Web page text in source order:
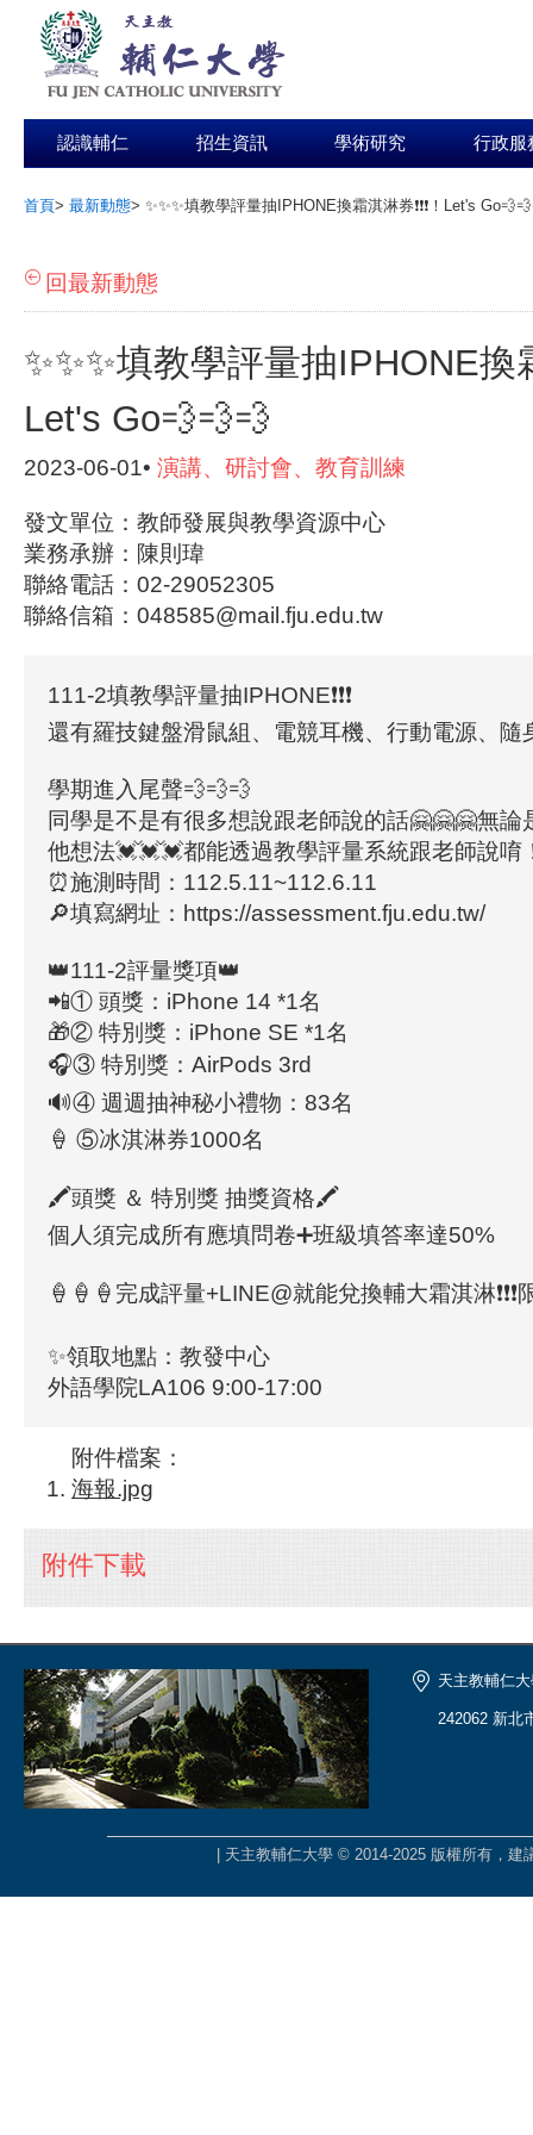
認識輔仁 招生資訊 學術研究 行政服
首頁> 最新動態> ✨✨✨填教學評量抽IPHONE換霜淇淋券❗❗❗！Let's
回最新動態
✨✨✨填教學評量抽IPHONE換霜
Let's Go💨💨💨
2023-06-01• 演講、研討會、教育訓練
發文單位：教師發展與教學資源中心
業務承辦：陳則瑋
聯絡電話：02-29052305
聯絡信箱：048585@mail.fju.edu.tw
111-2填教學評量抽IPHONE❗❗❗
還有羅技鍵盤滑鼠組、電競耳機、行動電源、隨
學期進入尾聲💨💨💨
同學是不是有很多想說跟老師說的話🤗🤗🤗無論
他想法💓💓💓都能透過教學評量系統跟老師說唷
⏰施測時間：112.5.11~112.6.11
🔎填寫網址：https://assessment.fju.edu.tw/
👑111-2評量獎項👑
📲① 頭獎：iPhone 14 *1名
🎁② 特別獎：iPhone SE *1名
🎧③ 特別獎：AirPods 3rd
🔊④ 週週抽神秘小禮物：83名
🍦 ⑤冰淇淋券1000名
🖍頭獎 ＆ 特別獎 抽獎資格🖍
個人須完成所有應填問卷➕班級填答率達50%
🍦🍦🍦完成評量+LINE@就能兌換輔大霜淇淋❗❗❗限量
✨領取地點：教發中心
外語學院LA106 9:00-17:00
附件檔案：
海報.jpg
附件下載
天主教輔仁
242062 新北
| 天主教輔仁大學 © 2014-2025 版權所有，